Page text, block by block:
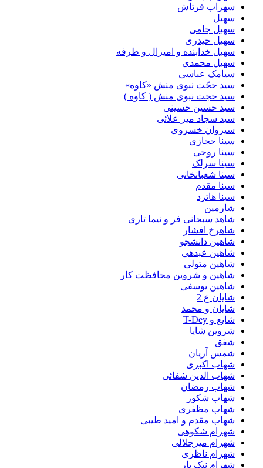
سهراب فرتاش
سهیل
سهیل جامی
سهیل حیدری
سهیل خدابنده و امیرال و طرفه
سهیل محمدی
سیامک عباسی
سید حجّت نبوی منش «کاوه»
سید حجت نبوی منش ( کاوه )
سید حسین حسینى
سید سجاد میر علائی
سیروان خسروی
سینا حجازی
سینا روحی
سینا سرلک
سینا شعبانخانی
سینا مقدم
سینا هاترد
شارمین
شاهد سبحانی فر و نیما تاری
شاهرخ افشار
شاهین دانشجو
شاهین عبدهی
شاهین متولی
شاهین و شروین محافظت کار
شاهین یوسفی
شایان ع 2
شایان و محمد
شایع و T-Dey
شروین شایا
شفق
شمس آریان
شهاب اکبری
شهاب الدین شفائی
شهاب رمضان
شهاب شکور
شهاب مظفری
شهاب مقدم و امید طیبی
شهرام شکوهی
شهرام میرجلالی
شهرام ناظری
شهرام نیک یار